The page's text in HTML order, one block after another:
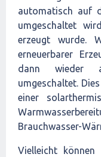
automatisch auf
umgeschaltet
erzeugt wurde.
erneuerbarer
dann wieder
umgeschaltet.
einer
Brauchwasser-
Vielleicht